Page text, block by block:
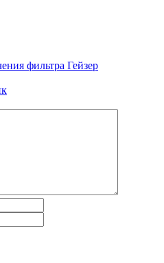
фильтра Гейзер